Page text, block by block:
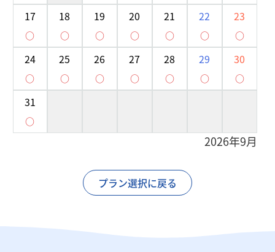
17
○
18
○
19
○
20
○
21
○
22
○
23
○
24
○
25
○
26
○
27
○
28
○
29
○
30
○
31
○
2026年9月
プラン選択に戻る